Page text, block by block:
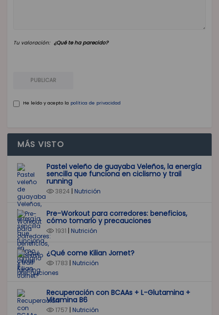
Tu valoración: ¿Qué te ha parecido?
PUBLICAR
He leído y acepto la política de privacidad
MÁS VISTO
Pastel veleño de guayaba Veleños, la energía
sencilla que funciona en ciclismo y trail
running
3824 | Nutrición
Pre-Workout para corredores: beneficios,
cómo tomarlo y precauciones
1931 | Nutrición
¿Qué come Kilian Jornet?
1783 | Nutrición
Recuperación con BCAAs + L-Glutamina +
Vitamina B6
1757 | Nutrición